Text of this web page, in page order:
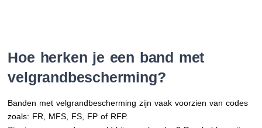
Hoe herken je een band met
velgrandbescherming?
Banden met velgrandbescherming zijn vaak voorzien van codes
zoals: FR, MFS, FS, FP of RFP.